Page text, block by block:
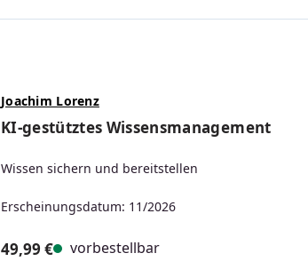
Joachim Lorenz
KI-gestütztes Wissensmanagement
Wissen sichern und bereitstellen
Erscheinungsdatum: 11/2026
49,99 € vorbestellbar